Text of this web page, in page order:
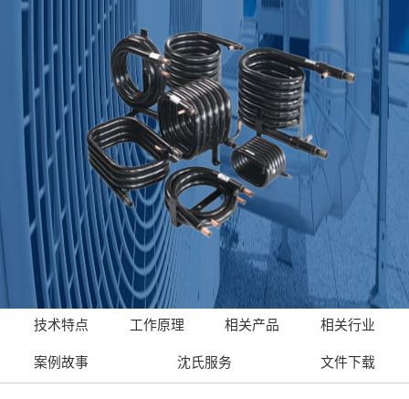
技术特点 工作原理 相关产品 相关行业
案例故事 沈氏服务 文件下载